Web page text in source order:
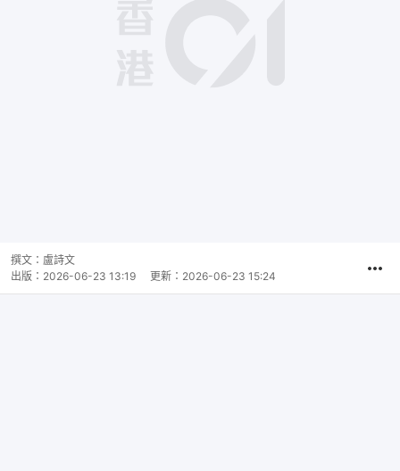
撰文： 盧詩文
出版： 2026-06-23 13:19 更新： 2026-06-23 15:24